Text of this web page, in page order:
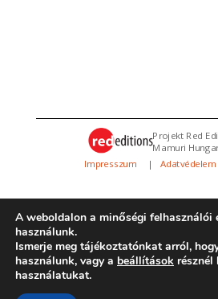
Projekt Red
Mamuri
Impresszum
| Adatvédelem
Minden jog fenntartva. Az oldalt
A weboldalon a minőségi felhasználói
használunk.
Ismerje meg tájékoztatónkat arról,
használunk, vagy a beállítások
használatukat.